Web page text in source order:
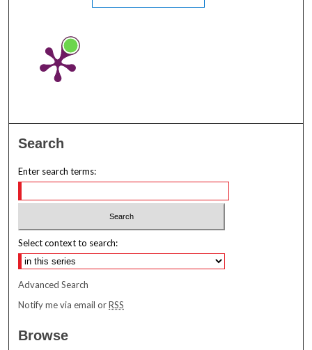
Search
Enter search terms:
Select context to search:
Advanced Search
Notify me via email orRSS
Browse